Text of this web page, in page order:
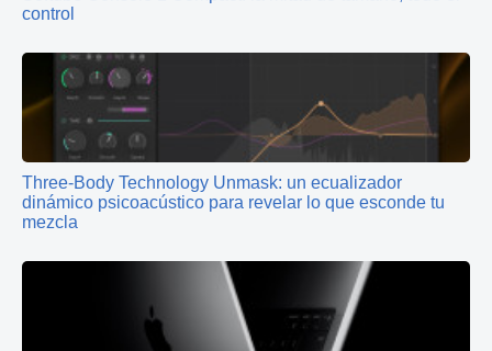
control
Three‑Body Technology Unmask: un ecualizador
dinámico psicoacústico para revelar lo que esconde tu
mezcla